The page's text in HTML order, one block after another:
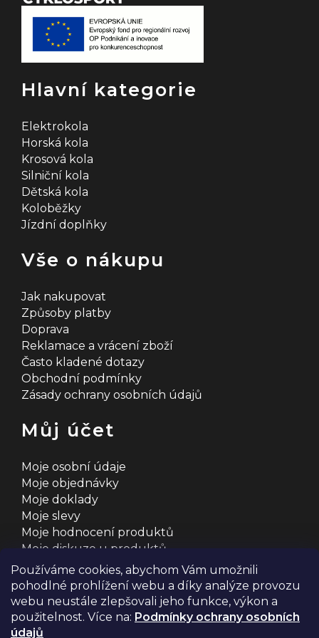
Používáme cookies, abychom Vám umožnili
pohodlné prohlížení webu a díky analýze provozu
webu neustále zlepšovali jeho funkce, výkon a
použitelnost. Více na: Podmínky ochrany osobních
údajů
Hlavní kategorie
Elektrokola
Horská kola
Krosová kola
Silniční kola
Dětská kola
Koloběžky
Jízdní doplňky
Vše o nákupu
Jak nakupovat
Způsoby platby
Doprava
Reklamace a vrácení zboží
Často kladené dotazy
Obchodní podmínky
Zásady ochrany osobních údajů
Můj účet
Moje osobní údaje
Moje objednávky
Moje doklady
Moje slevy
Moje hodnocení produktů
Moje diskuze u produktů